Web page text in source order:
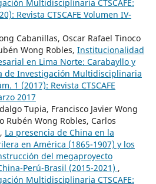
Multidisciplinaria CTSCAFE:
Revista CTSCAFE Volumen IV-
Cabanillas, Oscar Rafael Tinoco
Wong Robles, Institucionalidad
en Lima Norte: Carabayllo y
de Investigación Multidisciplinaria
1 (2017): Revista CTSCAFE
2017
Tupia, Francisco Javier Wong
Rubén Wong Robles, Carlos
La presencia de China en la
en América (1865-1907) y los
del megaproyecto
Perú-Brasil (2015-2021) ,
Multidisciplinaria CTSCAFE: